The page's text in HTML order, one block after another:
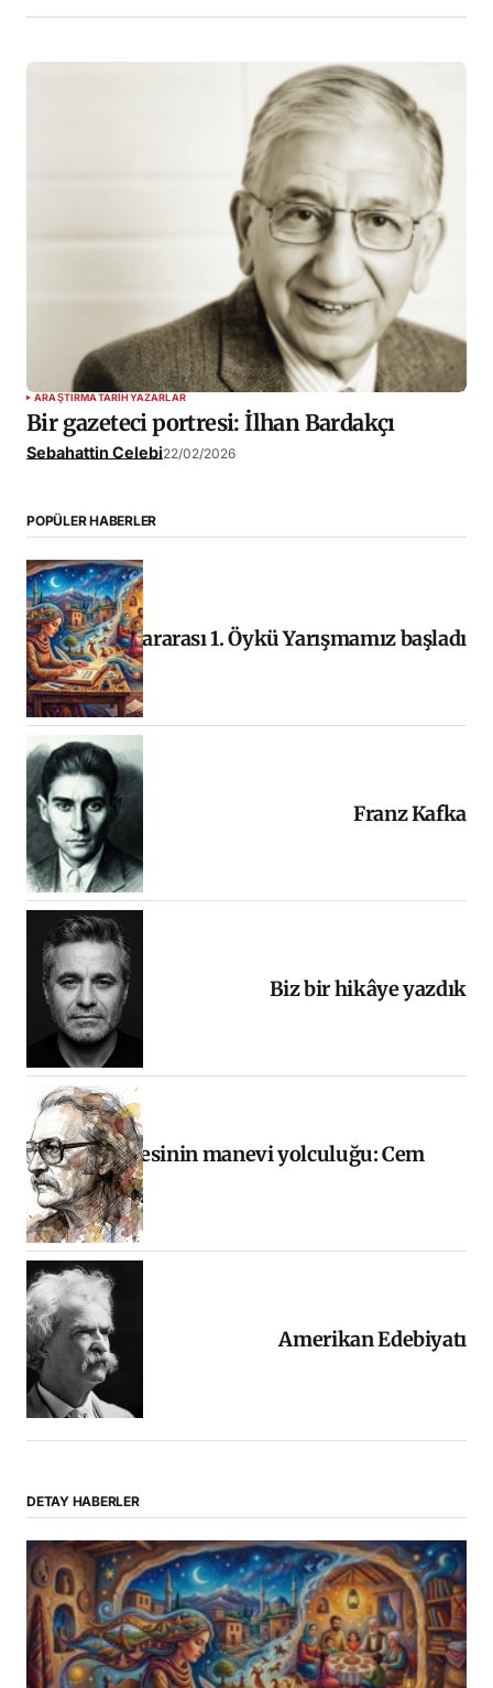
ARAŞTIRMATARIHYAZARLAR
Bir gazeteci portresi: İlhan Bardakçı
Sebahattin Celebi22/02/2026
POPÜLER HABERLER
Uluslararası 1. Öykü Yarışmamız başladı
Franz Kafka
Biz bir hikâye yazdık
Halkın sesinin manevi yolculuğu: Cem
Karaca
Amerikan Edebiyatı
DETAY HABERLER